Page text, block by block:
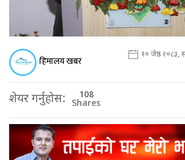
हिमालय खबर १० जेष्ठ २०८३,
शेयर गर्नुहोस: 108
Shares